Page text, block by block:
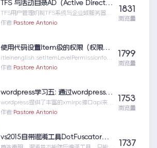
TFS 与活动目录AD（Active Directory)的同步机制
TFS用户管理机制TFS系统与企业域服务器用
户系统（或本地计算机用户系统）高度集成在
作者:Pastore Antonio
1831
浏览量
使用代码设置Item级的权限（权限总结1）
itleinenglish:setItemLevelPermissionforS
har...使用代码设置Item级的权限（权限总结
作者:Pastore Antonio
1799
浏览量
wordpress学习五: 通过wordpress_xmlrpc的python包远程操作wordpress
wordpress提供了丰富的xmlrpc接口api来供
我们远程操控wp的内容。伟大的开源社区有
wordpress
作者:Pastore Antonio
1753
浏览量
vs2015自带混淆工具DotFuscator使用方法（超简单）
1737